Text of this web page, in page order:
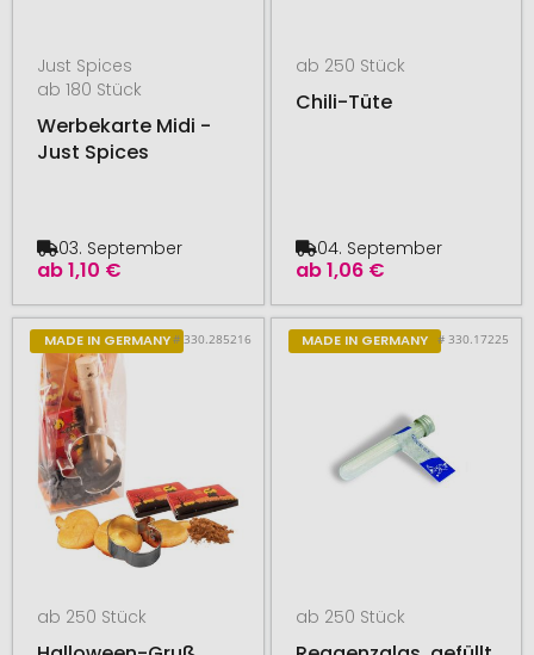
Just Spices
ab 180 Stück
Werbekarte Midi -
Just Spices
ab1,10 €
03. September
ab 250 Stück
Chili-Tüte
ab1,06 €
04. September
MADE IN GERMANY# 330.285216
ab 250 Stück
MADE IN GERMANY # 330.17225
ab 250 Stück